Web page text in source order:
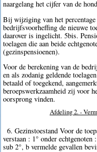
naargelang het cijfer van de
Bij wijziging van het percentage
bedrijfsvoorheffing de nieuwe
daarover is ingelicht. 5bis.
toelagen die aan beide
(gezinspensioenen).
Voor de berekening van de
en als zodanig geldende
betaald of toegekend,
beroepswerkzaamheid zij voor
oorsprong vinden.
Afdeling 2. -
6. Gezinstoestand Voor de
verstaan : 1° onder
sub 2°, b vermelde gevallen